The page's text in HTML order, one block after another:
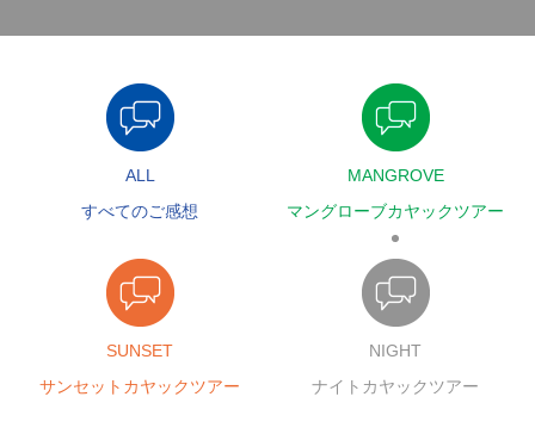
ALL
すべてのご感想
MANGROVE
マングローブカヤックツアー
SUNSET
サンセットカヤックツアー
NIGHT
ナイトカヤックツアー